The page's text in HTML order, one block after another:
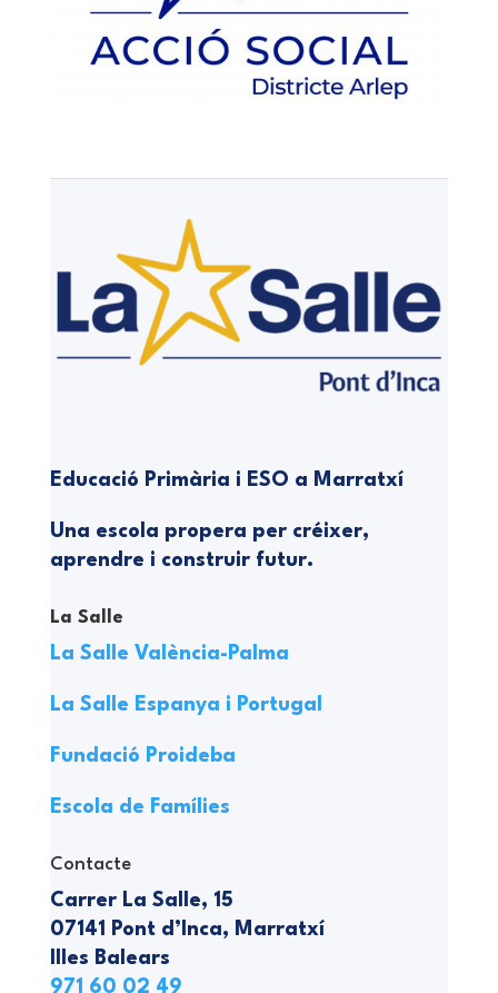
Educació Primària i ESO a Marratxí
Una escola propera per créixer,
aprendre i construir futur.
La Salle
La Salle València-Palma
La Salle Espanya i Portugal
Fundació Proideba
Escola de Famílies
Contacte
Carrer La Salle, 15
07141 Pont d’Inca, Marratxí
Illes Balears
971 60 02 49